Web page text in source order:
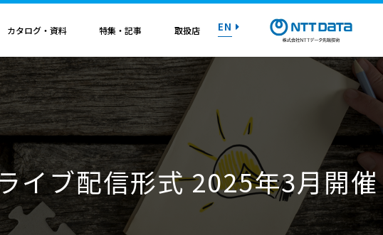
トライアル on AWS
マニュアル
お問い合わせ
トライアル on AWS
マニュアル
お問い合わせ
ョン
リューション
トライアル on AWS
マニュアル
お問い合わせ
トライアル on AWS
マニュアル
お問い合わせ
トライアル on AWS
マニュアル
お問い合わせ
カタログ・資料 特集・記事
トライアル on AWS
マニュアル
お問い合わせ
取扱店
トライアル on AWS
マニュアル
お問い合わせ
EN
イブ配信形式 2025年3月開催